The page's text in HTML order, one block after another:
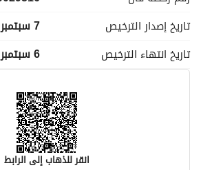
تاريخ إصدار الترخيص
7 سبتمبر 2025
تاريخ انتهاء الترخيص 6 سبتمبر 2026
انقر للذهاب إلى الرابط